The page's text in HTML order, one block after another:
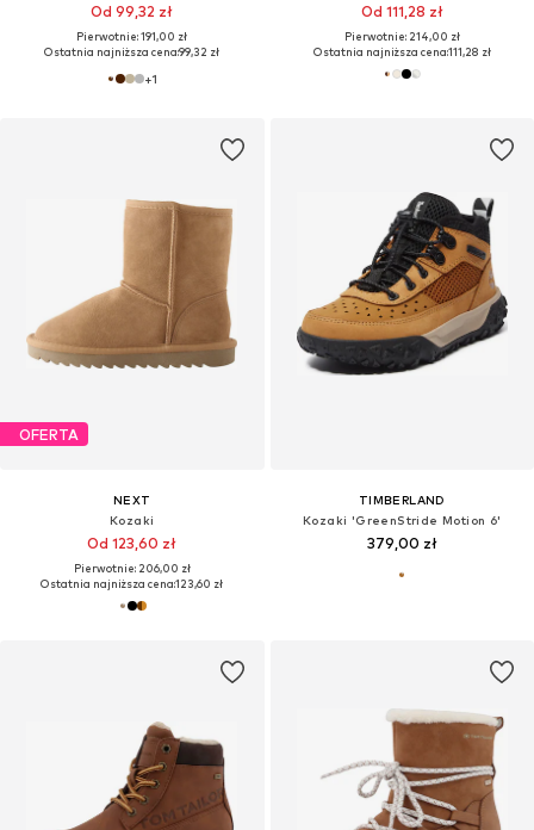
Od 99,32 zł
Pierwotnie: 191,00 zł
Ostatnia najniższa cena:99,32 zł
+1
Od 111,28 zł
Pierwotnie: 214,00 zł
Ostatnia najniższa cena:111,28 zł
OFERTA
NEXT
Kozaki
Od 123,60 zł
Pierwotnie: 206,00 zł
Ostatnia najniższa cena:123,60 zł
TIMBERLAND
Kozaki 'GreenStride Motion 6'
379,00 zł